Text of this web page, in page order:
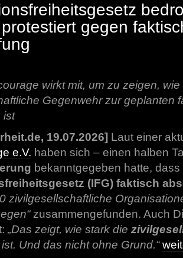
gegen
wirkt mit, um zu zeigen,
Gegenwehr zur geplanten
ist
19.07.2026] Laut einer
e.V. haben sich – einen halben
bekanntgegeben hatte,
(IFG) faktisch
zivilgesellschaftliche
zusammengefunden. Auch
„Das zeigt, wie stark die
Und das nicht ohne Grund.“